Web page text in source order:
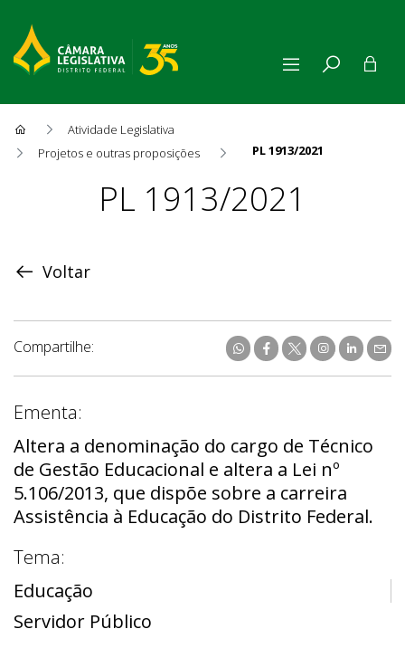
Atividade Legislativa
Projetos e outras proposições
PL 1913/2021
ProposiçãoPL 1913/2021
Voltar
Compartilhe:
Ementa:
Altera a denominação do cargo de Técnico
de Gestão Educacional e altera a Lei nº
5.106/2013, que dispõe sobre a carreira
Assistência à Educação do Distrito Federal.
Tema:
Educação
Servidor Público